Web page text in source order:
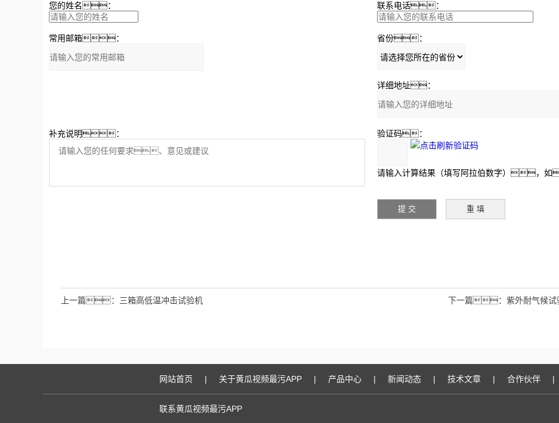
您的姓名： 联系电话：
常用邮箱： 省份：
详细地址：
补充说明： 验证码：
请输入计算结果（填写阿拉伯数字），
上一篇： 三箱高低温冲击试验机 下一篇： 紫外耐气候试
网站首页 | 关于黄瓜视频最污APP | 产品中心 | 新闻动态 | 技术文章 | 合作伙伴 |
联系黄瓜视频最污APP